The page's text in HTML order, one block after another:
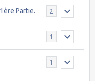
Partie. 2
1
1